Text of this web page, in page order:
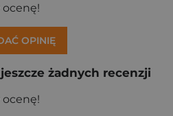
OPINIĘ
żadnych recenzji